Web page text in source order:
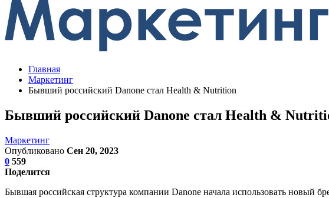
Главная
Маркетинг
Бывший российский Danone стал Health & Nutrition
Бывший российский Danone стал Health &
Маркетинг
Опубликовано Сен 20, 2023
0 559
Поделится
Бывшая российская структура компании Danone начала использовать